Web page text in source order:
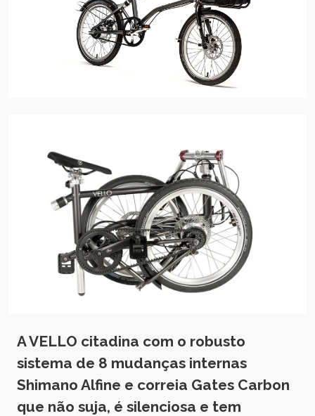
A VELLO citadina com o robusto
sistema de 8 mudanças internas
Shimano Alfine e correia Gates Carbon
que não suja, é silenciosa e tem